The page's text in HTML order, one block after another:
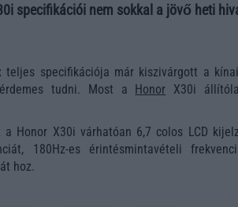
specifikációi nem sokkal a jövő heti
specifikációja már kiszivárgott a
tudni. Most a Honor X30i
Honor X30i várhatóan 6,7 colos LCD
180Hz-es érintésmintavételi
hoz.